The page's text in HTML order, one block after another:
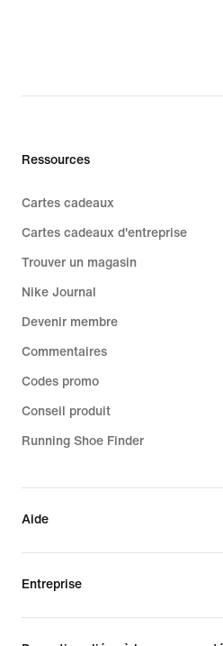
Ressources
Cartes cadeaux
Cartes cadeaux d'entreprise
Trouver un magasin
Nike Journal
Devenir membre
Commentaires
Codes promo
Conseil produit
Running Shoe Finder
Aide
Entreprise